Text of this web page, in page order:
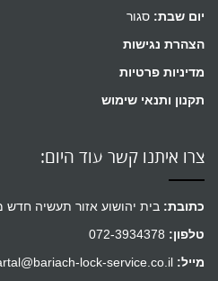
יום שבת: סגור
הצהרת נגישות
מדיניות פרטיות
תקנון ותנאי שימוש
צרו איתנו קשר עוד היום:
כתובת: בית יהושוע אזור תעשיה חדש
טלפון: 072-3934378
מייל: